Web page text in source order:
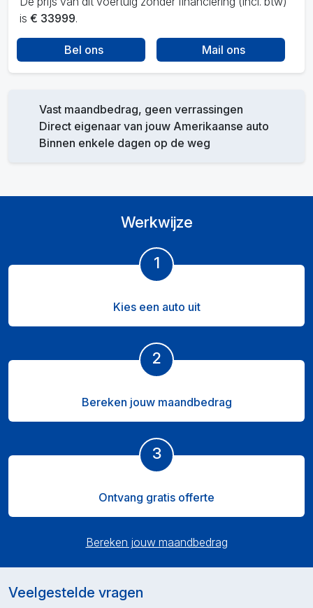
is € 33999.
Bel ons Mail ons
Vast maandbedrag, geen verrassingen
Direct eigenaar van jouw Amerikaanse auto
Binnen enkele dagen op de weg
Werkwijze
1
Kies een auto uit
2
Bereken jouw maandbedrag
3
Ontvang gratis offerte
Bereken jouw maandbedrag
Veelgestelde vragen